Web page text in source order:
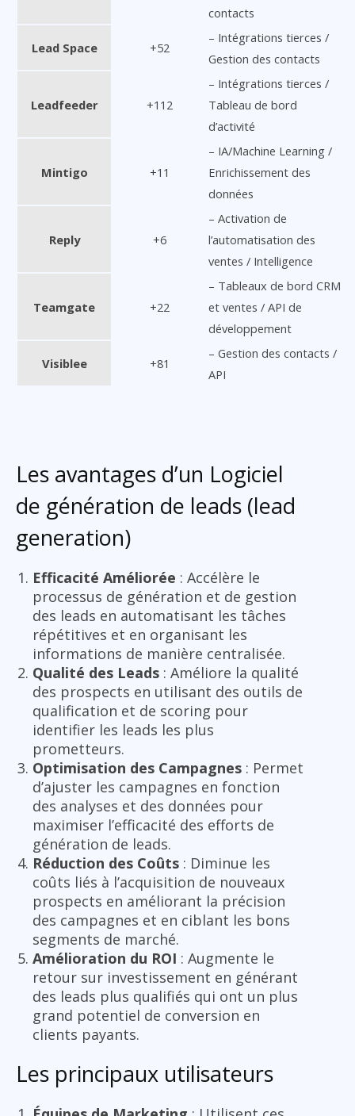
contacts
Lead Space +52
– Intégrations tierces /
Gestion des contacts
Leadfeeder +112
– Intégrations tierces /
Tableau de bord
d’activité
Mintigo +11
– IA/Machine Learning /
Enrichissement des
données
Reply +6
– Activation de
l’automatisation des
ventes / Intelligence
Teamgate +22
– Tableaux de bord CRM
et ventes / API de
développement
Visiblee +81
– Gestion des contacts /
API
Les avantages d’un Logiciel
de génération de leads (lead
generation)
Efficacité Améliorée : Accélère le
processus de génération et de gestion
des leads en automatisant les tâches
répétitives et en organisant les
informations de manière centralisée.
Qualité des Leads : Améliore la qualité
des prospects en utilisant des outils de
qualification et de scoring pour
identifier les leads les plus
prometteurs.
Optimisation des Campagnes : Permet
d’ajuster les campagnes en fonction
des analyses et des données pour
maximiser l’efficacité des efforts de
génération de leads.
Réduction des Coûts : Diminue les
coûts liés à l’acquisition de nouveaux
prospects en améliorant la précision
des campagnes et en ciblant les bons
segments de marché.
Amélioration du ROI : Augmente le
retour sur investissement en générant
des leads plus qualifiés qui ont un plus
grand potentiel de conversion en
clients payants.
Les principaux utilisateurs